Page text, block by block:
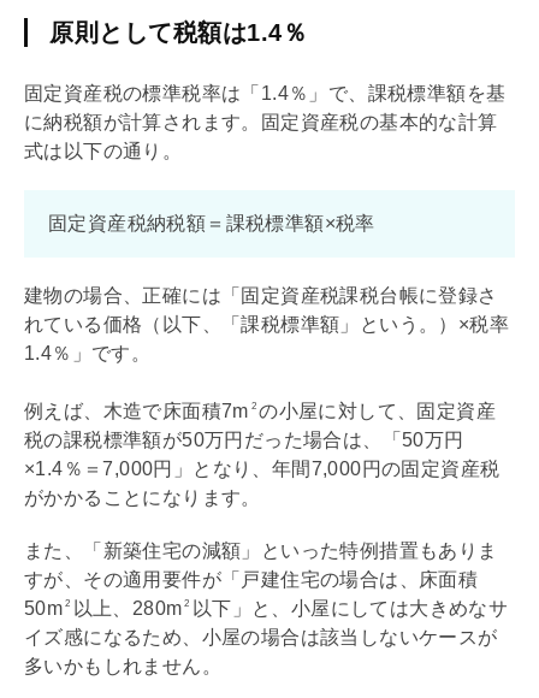
原則として税額は1.4％
固定資産税の標準税率は「1.4％」で、課税標準額を基
に納税額が計算されます。
固定資産税の基本的な計算
式は以下の通り。
固定資産税納税額＝課税標準額×税率
建物の場合、正確には「 固定資産税課税台帳に登録さ
れている価格（以下、「課税標準額」という。）×税率
1.4％」です。
例えば、木造で床面積7m 2 の小屋に対して、 固定資産
税の課税標準額が50万円だった場合は、「50万円
×1.4％＝7,000円」となり、年間7,000円の固定資産税
がかかることになります。
また、「新築住宅の減額」といった特例措置もありま
すが、その適用要件が「戸建住宅の場合は、床面積
50m 2 以上、280m 2
以下」と、小屋にしては大きめなサ
イズ感になるため、小屋の場合は該当しないケースが
多いかもしれません。